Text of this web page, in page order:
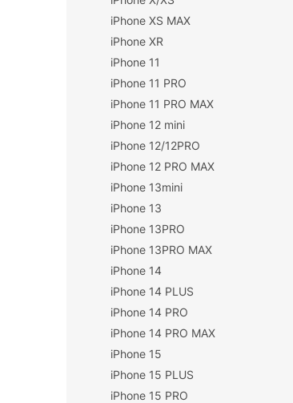
iPhone XS MAX
iPhone XR
iPhone 11
iPhone 11 PRO
iPhone 11 PRO MAX
iPhone 12 mini
iPhone 12/12PRO
iPhone 12 PRO MAX
iPhone 13mini
iPhone 13
iPhone 13PRO
iPhone 13PRO MAX
iPhone 14
iPhone 14 PLUS
iPhone 14 PRO
iPhone 14 PRO MAX
iPhone 15
iPhone 15 PLUS
iPhone 15 PRO